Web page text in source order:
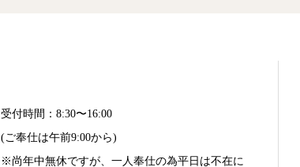
受付時間：8:30〜16:00
(ご奉仕は午前9:00から)
※尚年中無休ですが、一人奉仕の為平日は不在に